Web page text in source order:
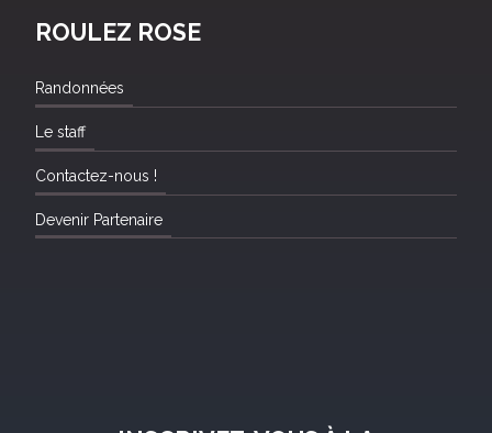
ROULEZ ROSE
Randonnées
Le staff
Contactez-nous !
Devenir Partenaire